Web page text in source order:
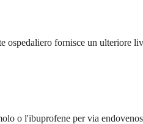
ospedaliero fornisce un ulteriore
o l'ibuprofene per via